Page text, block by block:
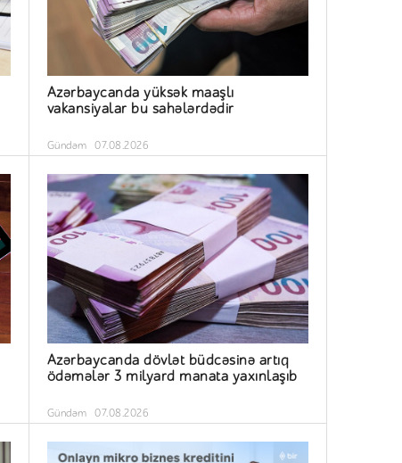
Azərbaycanda yüksək maaşlı
vakansiyalar bu sahələrdədir
Gündəm 07.08.2026
Azərbaycanda dövlət büdcəsinə artıq
ödəmələr 3 milyard manata yaxınlaşıb
Gündəm 07.08.2026